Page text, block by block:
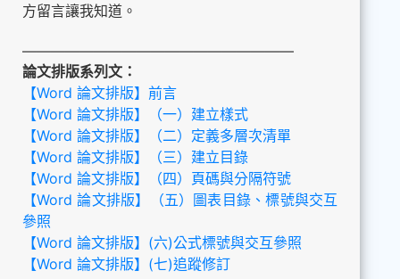
方留言讓我知道。
———————————————————
論文排版系列文：
【Word 論文排版】前言
【Word 論文排版】（一）建立樣式
【Word 論文排版】（二）定義多層次清單
【Word 論文排版】（三）建立目錄
【Word 論文排版】（四）頁碼與分隔符號
【Word 論文排版】（五）圖表目錄、標號與交互
參照
【Word 論文排版】(六)公式標號與交互參照
【Word 論文排版】(七)追蹤修訂